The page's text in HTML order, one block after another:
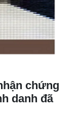
chứng
danh đã